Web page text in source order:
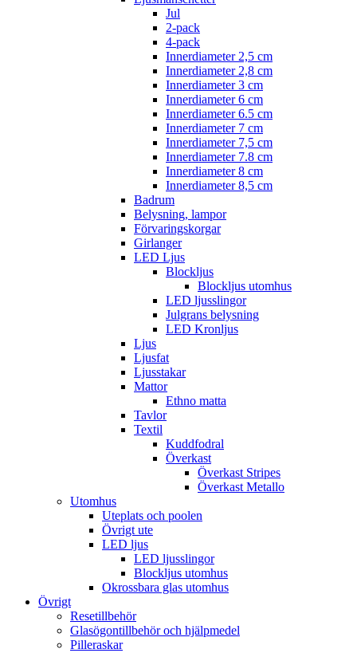
Jul
2-pack
4-pack
Innerdiameter 2,5 cm
Innerdiameter 2,8 cm
Innerdiameter 3 cm
Innerdiameter 6 cm
Innerdiameter 6.5 cm
Innerdiameter 7 cm
Innerdiameter 7,5 cm
Innerdiameter 7.8 cm
Innerdiameter 8 cm
Innerdiameter 8,5 cm
Badrum
Belysning, lampor
Förvaringskorgar
Girlanger
LED Ljus
Blockljus
Blockljus utomhus
LED ljusslingor
Julgrans belysning
LED Kronljus
Ljus
Ljusfat
Ljusstakar
Mattor
Ethno matta
Tavlor
Textil
Kuddfodral
Överkast
Överkast Stripes
Överkast Metallo
Utomhus
Uteplats och poolen
Övrigt ute
LED ljus
LED ljusslingor
Blockljus utomhus
Okrossbara glas utomhus
Övrigt
Resetillbehör
Glasögontillbehör och hjälpmedel
Pilleraskar